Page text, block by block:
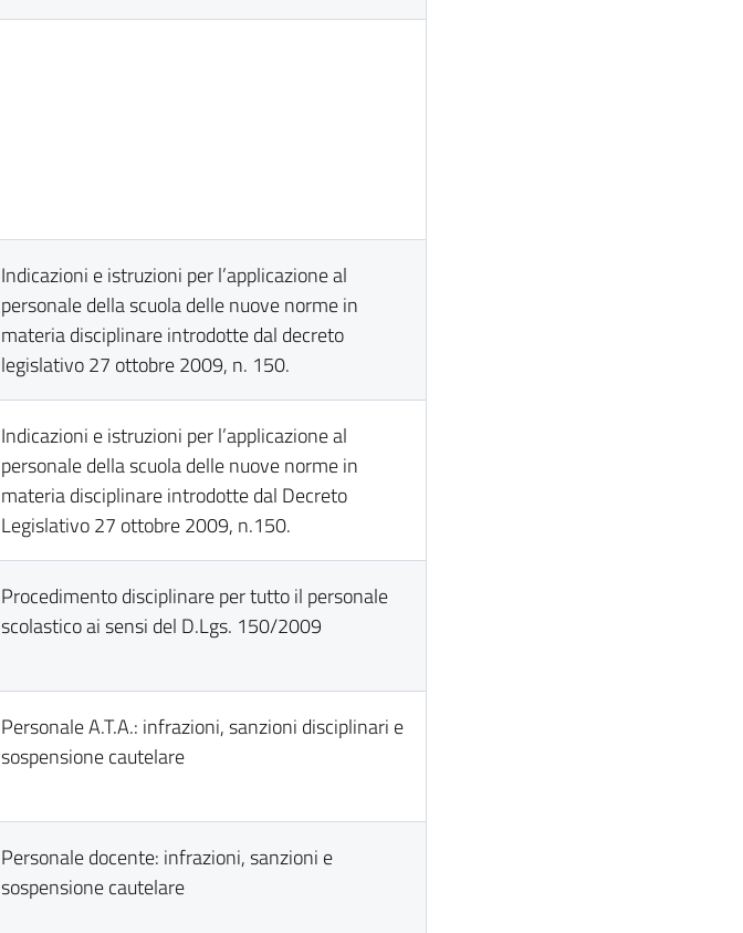
Indicazioni e istruzioni per l’applicazione al
personale della scuola delle nuove norme in
materia disciplinare introdotte dal decreto
legislativo 27 ottobre 2009, n. 150.
Indicazioni e istruzioni per l’applicazione al
personale della scuola delle nuove norme in
materia disciplinare introdotte dal Decreto
Legislativo 27 ottobre 2009, n.150.
Procedimento disciplinare per tutto il personale
scolastico ai sensi del D.Lgs. 150/2009
Personale A.T.A.: infrazioni, sanzioni disciplinari e
sospensione cautelare
Personale docente: infrazioni, sanzioni e
sospensione cautelare